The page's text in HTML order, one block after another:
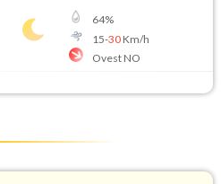
64%
15-30Km/h
Ovest NO